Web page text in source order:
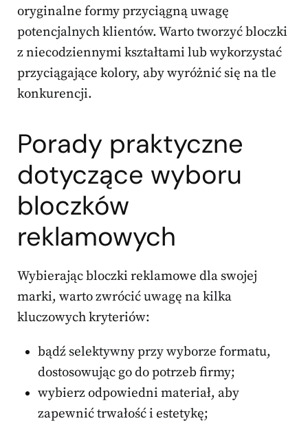
oryginalne formy przyciągną uwagę
potencjalnych klientów. Warto tworzyć bloczki
z niecodziennymi kształtami lub wykorzystać
przyciągające kolory, aby wyróżnić się na tle
konkurencji.
Porady praktyczne
dotyczące wyboru
bloczków
reklamowych
Wybierając bloczki reklamowe dla swojej
marki, warto zwrócić uwagę na kilka
kluczowych kryteriów:
bądź selektywny przy wyborze formatu,
dostosowując go do potrzeb firmy;
wybierz odpowiedni materiał, aby
zapewnić trwałość i estetykę;